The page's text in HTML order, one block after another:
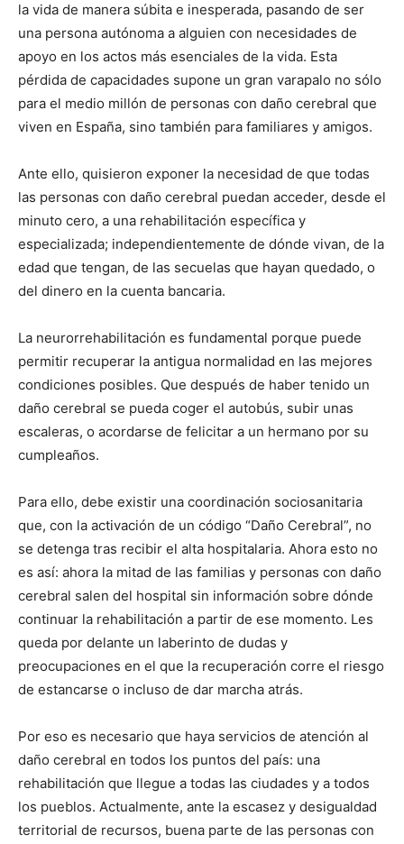
la vida de manera súbita e inesperada, pasando de ser
una persona autónoma a alguien con necesidades de
apoyo en los actos más esenciales de la vida. Esta
pérdida de capacidades supone un gran varapalo no sólo
para el medio millón de personas con daño cerebral que
viven en España, sino también para familiares y amigos.
Ante ello, quisieron exponer la necesidad de que todas
las personas con daño cerebral puedan acceder, desde el
minuto cero, a una rehabilitación específica y
especializada; independientemente de dónde vivan, de la
edad que tengan, de las secuelas que hayan quedado, o
del dinero en la cuenta bancaria.
La neurorrehabilitación es fundamental porque puede
permitir recuperar la antigua normalidad en las mejores
condiciones posibles. Que después de haber tenido un
daño cerebral se pueda coger el autobús, subir unas
escaleras, o acordarse de felicitar a un hermano por su
cumpleaños.
Para ello, debe existir una coordinación sociosanitaria
que, con la activación de un código “Daño Cerebral”, no
se detenga tras recibir el alta hospitalaria. Ahora esto no
es así: ahora la mitad de las familias y personas con daño
cerebral salen del hospital sin información sobre dónde
continuar la rehabilitación a partir de ese momento. Les
queda por delante un laberinto de dudas y
preocupaciones en el que la recuperación corre el riesgo
de estancarse o incluso de dar marcha atrás.
Por eso es necesario que haya servicios de atención al
daño cerebral en todos los puntos del país: una
rehabilitación que llegue a todas las ciudades y a todos
los pueblos. Actualmente, ante la escasez y desigualdad
territorial de recursos, buena parte de las personas con